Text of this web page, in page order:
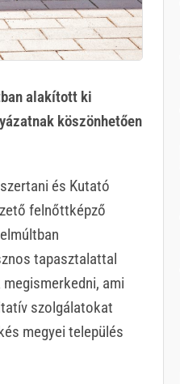
alakított ki
köszönhetően
és Kutató
felnőttképző
tapasztalattal
ami
szolgálatokat
megyei település